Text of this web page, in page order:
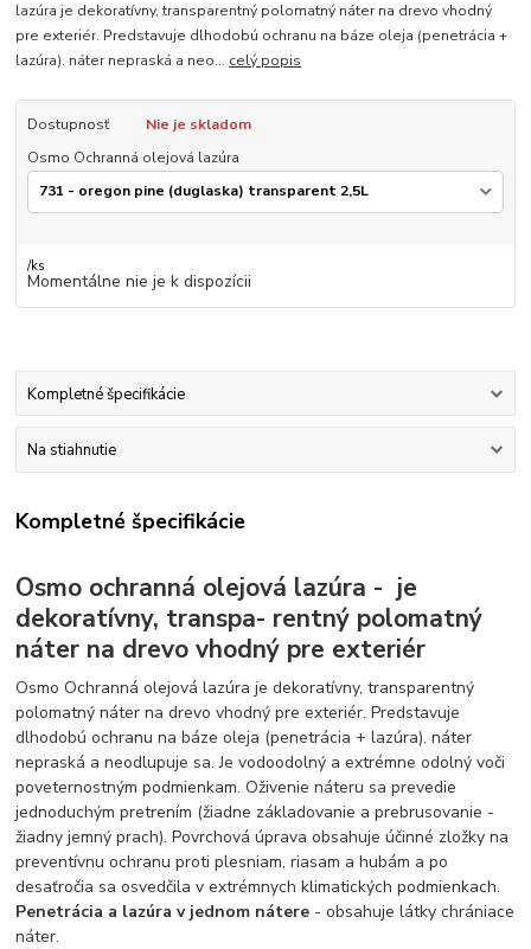
lazúra je dekoratívny, transparentný polomatný náter na drevo vhodný
pre exteriér. Predstavuje dlhodobú ochranu na báze oleja (penetrácia +
lazúra). náter nepraská a neo... celý popis
Dostupnosť
Nie je skladom
Osmo Ochranná olejová lazúra
/ks
Momentálne nie je k dispozícii
Kompletné špecifikácie
Na stiahnutie
Kompletné špecifikácie
Osmo ochranná olejová lazúra - je
dekoratívny, transpa- rentný polomatný
náter na drevo vhodný pre exteriér
Osmo Ochranná olejová lazúra je dekoratívny, transparentný
polomatný náter na drevo vhodný pre exteriér. Predstavuje
dlhodobú ochranu na báze oleja (penetrácia + lazúra). náter
nepraská a neodlupuje sa. Je vodoodolný a extrémne odolný voči
poveternostným podmienkam. Oživenie náteru sa prevedie
jednoduchým pretrením (žiadne základovanie a prebrusovanie -
žiadny jemný prach). Povrchová úprava obsahuje účinné zložky na
preventívnu ochranu proti plesniam, riasam a hubám a po
desaťročia sa osvedčila v extrémnych klimatických podmienkach.
Penetrácia a lazúra v jednom nátere - obsahuje látky chrániace
náter.